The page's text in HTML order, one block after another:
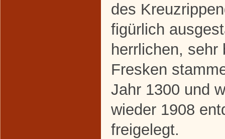
des
figürlich
herrlichen, sehr
Fresken
Jahr 1300 und
wieder 1908
freigelegt.